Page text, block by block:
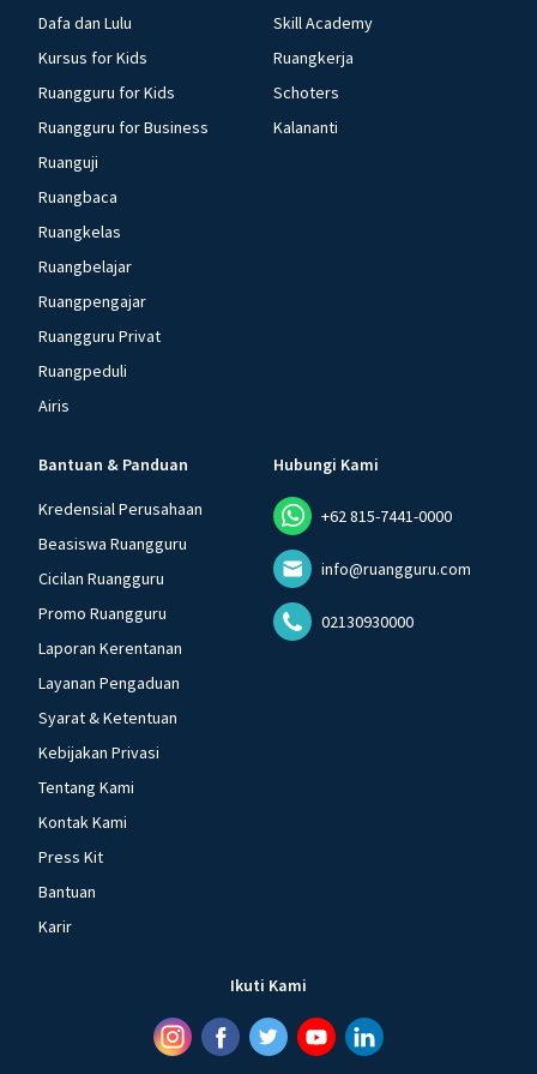
Dafa dan Lulu
Kursus for Kids
Ruangguru for Kids
Ruangguru for Business
Ruanguji
Ruangbaca
Ruangkelas
Ruangbelajar
Ruangpengajar
Ruangguru Privat
Ruangpeduli
Airis
Skill Academy
Ruangkerja
Schoters
Kalananti
Bantuan & Panduan
Kredensial Perusahaan
Beasiswa Ruangguru
Cicilan Ruangguru
Promo Ruangguru
Laporan Kerentanan
Layanan Pengaduan
Syarat & Ketentuan
Kebijakan Privasi
Tentang Kami
Kontak Kami
Press Kit
Bantuan
Karir
Hubungi Kami
+62 815-7441-0000
info@ruangguru.com
02130930000
Ikuti Kami